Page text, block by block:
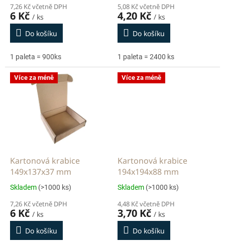
ů7,26 Kč včetně DPH
6 Kč / ks
Do košíku
1 paleta = 900ks
5,08 Kč včetně DPH
4,20 Kč / ks
Do košíku
1 paleta = 2400 ks
Více za méně
Kartonová krabice
149x137x37 mm
Skladem (>1000 ks)
7,26 Kč včetně DPH
6 Kč / ks
Do košíku
Více za méně
Kartonová krabice
194x194x88 mm
Skladem (>1000 ks)
4,48 Kč včetně DPH
3,70 Kč / ks
Do košíku